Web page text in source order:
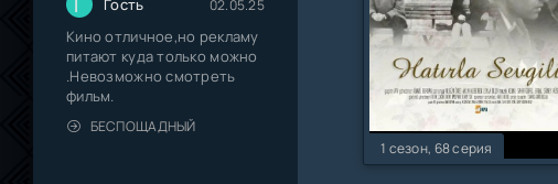
Гость 02.05.25
Кино отличное,но рекламу
питают куда только можно
.Невозможно смотреть
фильм.
БЕСПОЩАДНЫЙ
1 сезон, 68 серия